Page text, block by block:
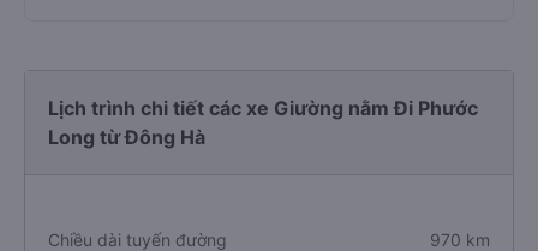
Lịch trình chi tiết các xe Giường nằm Đi Phước
Long từ Đông Hà
Chiều dài tuyến đường 970 km